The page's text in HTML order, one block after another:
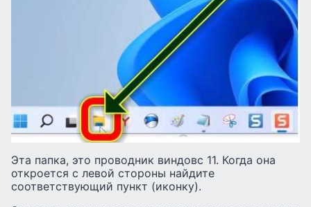
Эта папка, это проводник виндовс 11. Когда она
откроется с левой стороны найдите
соответствующий пункт (иконку).